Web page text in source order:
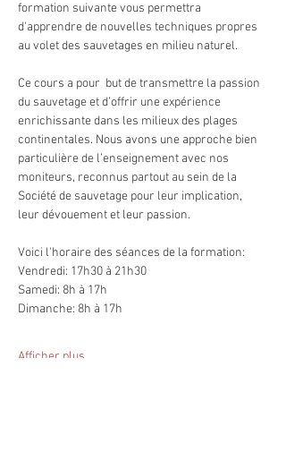
formation suivante vous permettra
d'apprendre de nouvelles techniques propres
au volet des sauvetages en milieu naturel.
Ce cours a pour  but de transmettre la passion
du sauvetage et d’offrir une expérience
enrichissante dans les milieux des plages
continentales. Nous avons une approche bien
particulière de l’enseignement avec nos
moniteurs, reconnus partout au sein de la
Société de sauvetage pour leur implication,
leur dévouement et leur passion.
Voici l'horaire des séances de la formation:
Vendredi: 17h30 à 21h30
Samedi: 8h à 17h
Dimanche: 8h à 17h
Afficher plus